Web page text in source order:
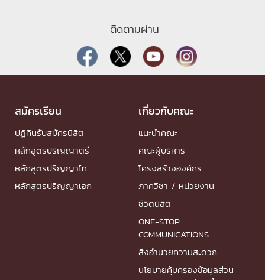
ติดตามผ่าน
สมัครเรียน
ปฏิทินรับสมัครนิสิต
หลักสูตรปริญญาตรี
หลักสูตรปริญญาโท
หลักสูตรปริญญาเอก
เกี่ยวกับคณะ
แนะนำคณะ
คณะผู้บริหาร
โครงสร้างองค์กร
ภาควิชา / หน่วยงาน
ชีวิตนิสิต
ONE-STOP
COMMUNICATIONS
สิ่งอำนวยความสะดวก
นโยบายคุ้มครองข้อมูลส่วน